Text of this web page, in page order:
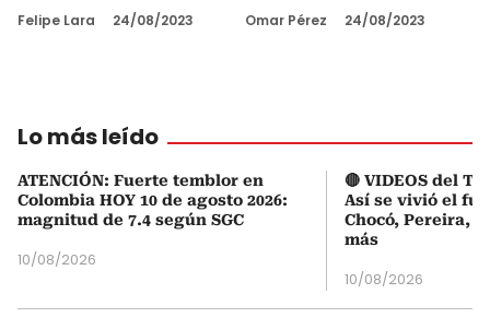
Felipe Lara 24/08/2023 Omar Pérez 24/08/2023
Lo más leído
ATENCIÓN: Fuerte temblor en
Colombia HOY 10 de agosto 2026:
magnitud de 7.4 según SGC
10/08/2026
🔴 VIDEOS del
Así se vivió el
Chocó, Pereira,
más
10/08/2026